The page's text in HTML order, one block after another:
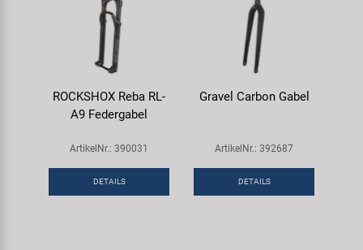
ROCKSHOX Reba RL-
A9 Federgabel
ArtikelNr.: 390031
DETAILS
Gravel Carbon Gabel
ArtikelNr.: 392687
DETAILS